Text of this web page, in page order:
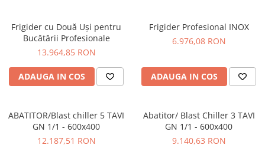
Frigider cu Două Uși pentru
Bucătării Profesionale
13.964,85 RON
ADAUGA IN COS
Frigider Profesional INOX
6.976,08 RON
ADAUGA IN COS
ABATITOR/Blast chiller 5 TAVI
GN 1/1 - 600x400
12.187,51 RON
Abatitor/ Blast Chiller 3 TAVI
GN 1/1 - 600x400
9.140,63 RON